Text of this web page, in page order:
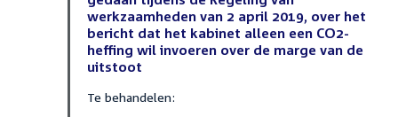
werkzaamheden van 2 april 2019, over het
bericht dat het kabinet alleen een CO2-
heffing wil invoeren over de marge van de
uitstoot
Te behandelen: